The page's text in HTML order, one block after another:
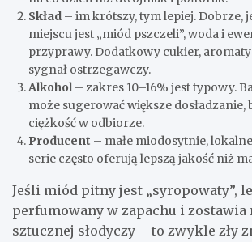
Skład – im krótszy, tym lepiej. Dobrze,
miejscu jest „miód pszczeli”, woda i
przyprawy. Dodatkowy cukier,
sygnał ostrzegawczy.
Alkohol– zakres 10–16% jest typowy.
może sugerować większe
ciężkość w odbiorze.
Producent – małe miodosytnie,
serie często oferują lepszą jakość niż
Jeśli miód pitny jest „syropowaty”,
perfumowany w zapachu i zostawia
sztucznej słodyczy – to zwykle zły